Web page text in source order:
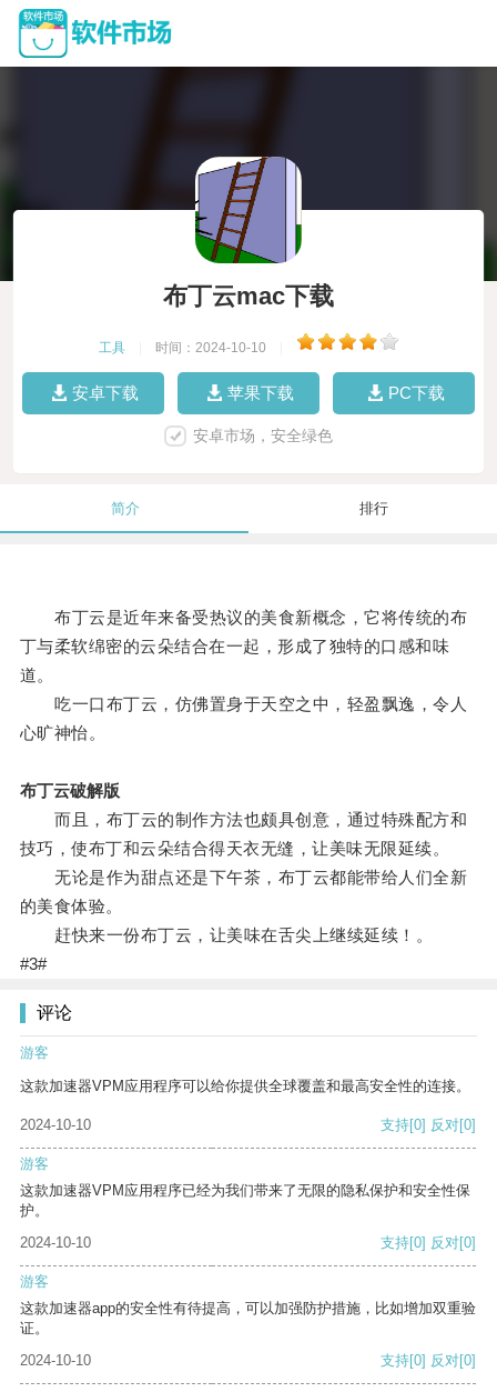
布丁云mac下载
工具 时间：2024-10-10
安卓下载 苹果下载 PC下载
安卓市场，安全绿色
简介 排行
布丁云是近年来备受热议的美食新概念，它将传统的布
丁与柔软绵密的云朵结合在一起，形成了独特的口感和味
道。
吃一口布丁云，仿佛置身于天空之中，轻盈飘逸，令人
心旷神怡。
布丁云破解版
而且，布丁云的制作方法也颇具创意，通过特殊配方和
技巧，使布丁和云朵结合得天衣无缝，让美味无限延续。
无论是作为甜点还是下午茶，布丁云都能带给人们全新
的美食体验。
赶快来一份布丁云，让美味在舌尖上继续延续！。
#3#
评论
游客
这款加速器VPM应用程序可以给你提供全球覆盖和最高安全性的连接。
2024-10-10 支持[0] 反对[0]
游客
这款加速器VPM应用程序已经为我们带来了无限的隐私保护和安全性保
护。
2024-10-10
支持[0] 反对[0]
游客
这款加速器app的安全性有待提高，可以加强防护措施，比如增加双重验
证。
2024-10-10
支持[0] 反对[0]